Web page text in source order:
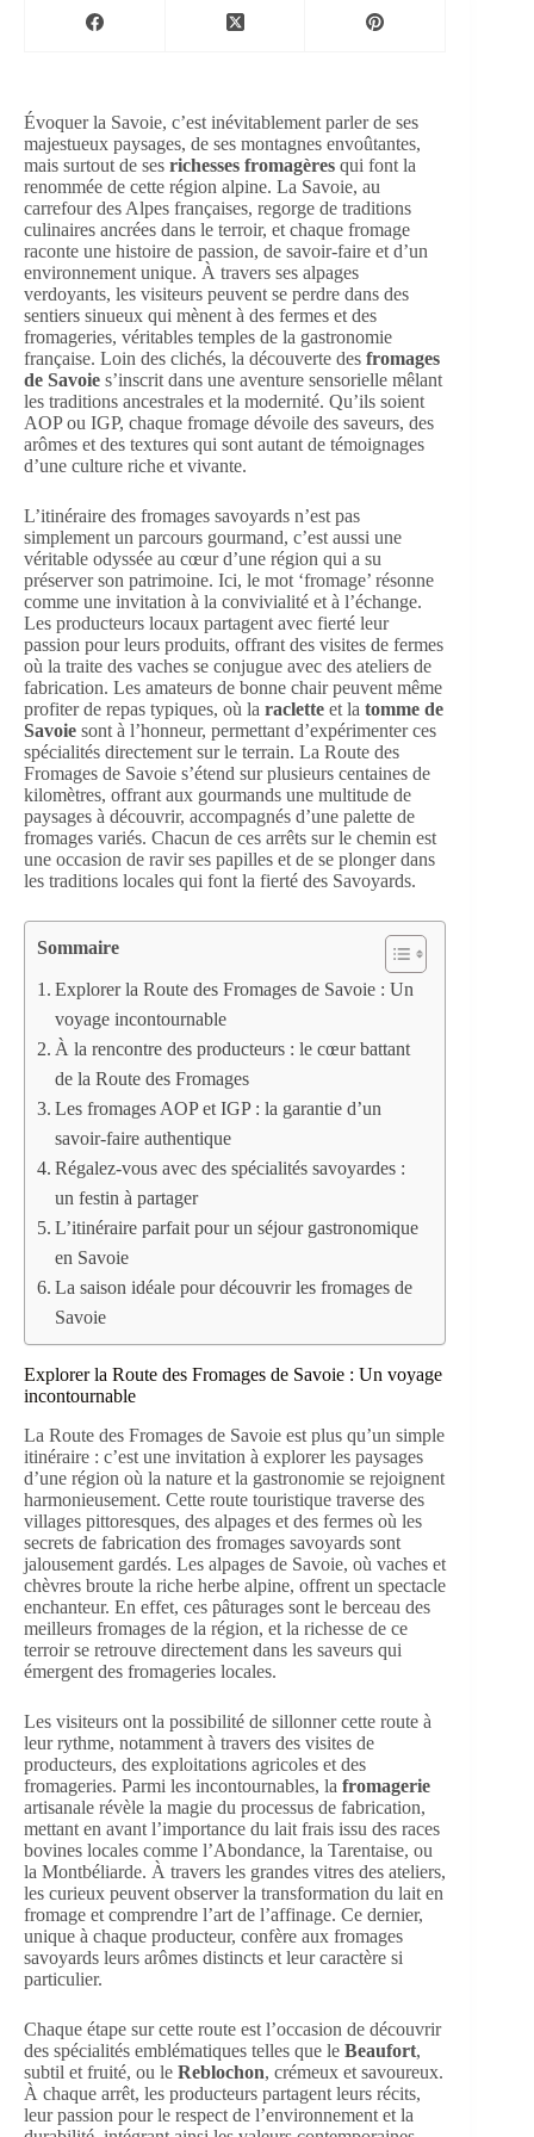
Évoquer la Savoie, c’est inévitablement parler de ses
majestueux paysages, de ses montagnes envoûtantes,
mais surtout de ses richesses fromagères qui font la
renommée de cette région alpine. La Savoie, au
carrefour des Alpes françaises, regorge de traditions
culinaires ancrées dans le terroir, et chaque fromage
raconte une histoire de passion, de savoir-faire et d’un
environnement unique. À travers ses alpages
verdoyants, les visiteurs peuvent se perdre dans des
sentiers sinueux qui mènent à des fermes et des
fromageries, véritables temples de la gastronomie
française. Loin des clichés, la découverte des fromages
de Savoie s’inscrit dans une aventure sensorielle mêlant
les traditions ancestrales et la modernité. Qu’ils soient
AOP ou IGP, chaque fromage dévoile des saveurs, des
arômes et des textures qui sont autant de témoignages
d’une culture riche et vivante.
L’itinéraire des fromages savoyards n’est pas
simplement un parcours gourmand, c’est aussi une
véritable odyssée au cœur d’une région qui a su
préserver son patrimoine. Ici, le mot ‘fromage’ résonne
comme une invitation à la convivialité et à l’échange.
Les producteurs locaux partagent avec fierté leur
passion pour leurs produits, offrant des visites de fermes
où la traite des vaches se conjugue avec des ateliers de
fabrication. Les amateurs de bonne chair peuvent même
profiter de repas typiques, où la raclette et la tomme de
Savoie sont à l’honneur, permettant d’expérimenter ces
spécialités directement sur le terrain. La Route des
Fromages de Savoie s’étend sur plusieurs centaines de
kilomètres, offrant aux gourmands une multitude de
paysages à découvrir, accompagnés d’une palette de
fromages variés. Chacun de ces arrêts sur le chemin est
une occasion de ravir ses papilles et de se plonger dans
les traditions locales qui font la fierté des Savoyards.
Sommaire
Explorer la Route des Fromages de Savoie : Un
voyage incontournable
À la rencontre des producteurs : le cœur battant
de la Route des Fromages
Les fromages AOP et IGP : la garantie d’un
savoir-faire authentique
Régalez-vous avec des spécialités savoyardes :
un festin à partager
L’itinéraire parfait pour un séjour gastronomique
en Savoie
La saison idéale pour découvrir les fromages de
Savoie
Explorer la Route des Fromages de Savoie : Un voyage
incontournable
La Route des Fromages de Savoie est plus qu’un simple
itinéraire : c’est une invitation à explorer les paysages
d’une région où la nature et la gastronomie se rejoignent
harmonieusement. Cette route touristique traverse des
villages pittoresques, des alpages et des fermes où les
secrets de fabrication des fromages savoyards sont
jalousement gardés. Les alpages de Savoie, où vaches et
chèvres broute la riche herbe alpine, offrent un spectacle
enchanteur. En effet, ces pâturages sont le berceau des
meilleurs fromages de la région, et la richesse de ce
terroir se retrouve directement dans les saveurs qui
émergent des fromageries locales.
Les visiteurs ont la possibilité de sillonner cette route à
leur rythme, notamment à travers des visites de
producteurs, des exploitations agricoles et des
fromageries. Parmi les incontournables, la fromagerie
artisanale révèle la magie du processus de fabrication,
mettant en avant l’importance du lait frais issu des races
bovines locales comme l’Abondance, la Tarentaise, ou
la Montbéliarde. À travers les grandes vitres des ateliers,
les curieux peuvent observer la transformation du lait en
fromage et comprendre l’art de l’affinage. Ce dernier,
unique à chaque producteur, confère aux fromages
savoyards leurs arômes distincts et leur caractère si
particulier.
Chaque étape sur cette route est l’occasion de découvrir
des spécialités emblématiques telles que le Beaufort,
subtil et fruité, ou le Reblochon, crémeux et savoureux.
À chaque arrêt, les producteurs partagent leurs récits,
leur passion pour le respect de l’environnement et la